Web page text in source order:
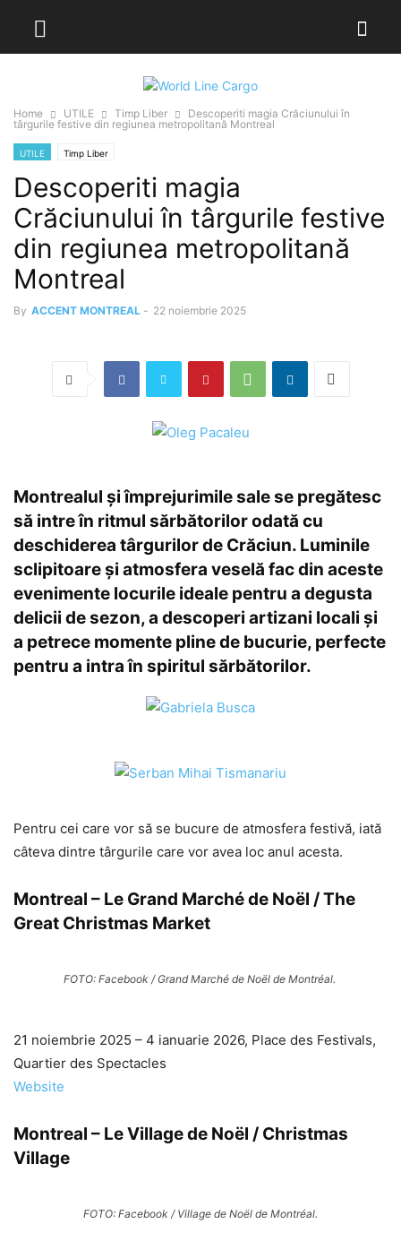
Home UTILE Timp Liber
Descoperiti magia Crăciunului în
târgurile festive din regiunea metropolitană Montreal
UTILE Timp Liber
Descoperiti magia
Crăciunului în târgurile festive
din regiunea metropolitană
Montreal
By ACCENT MONTREAL - 22 noiembrie 2025
Montrealul și împrejurimile sale se pregătesc
să intre în ritmul sărbătorilor odată cu
deschiderea târgurilor de Crăciun. Luminile
sclipitoare și atmosfera veselă fac din aceste
evenimente locurile ideale pentru a degusta
delicii de sezon, a descoperi artizani locali și
a petrece momente pline de bucurie, perfecte
pentru a intra în spiritul sărbătorilor.
Pentru cei care vor să se bucure de atmosfera festivă, iată
câteva dintre târgurile care vor avea loc anul acesta.
Montreal – Le Grand Marché de Noël / The
Great Christmas Market
FOTO: Facebook / Grand Marché de Noël de Montréal.
21 noiembrie 2025 – 4 ianuarie 2026, Place des Festivals,
Quartier des Spectacles
Website
Montreal – Le Village de Noël / Christmas
Village
FOTO: Facebook / Village de Noël de Montréal.